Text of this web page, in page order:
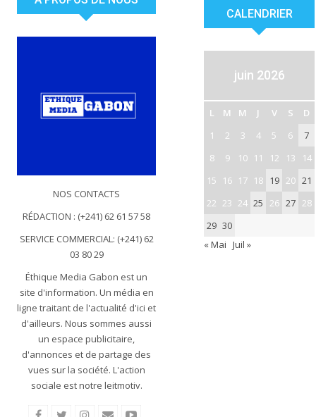
NOS CONTACTS
RÉDACTION : (+241) 62 61 57 58
SERVICE COMMERCIAL: (+241) 62
03 80 29
Éthique Media Gabon est un
site d'information. Un média en
ligne traitant de l'actualité d'ici et
d'ailleurs. Nous sommes aussi
un espace publicitaire,
d'annonces et de partage des
vues sur la société. L'action
sociale est notre leitmotiv.
CALENDRIER
juin 2026
L M M J V S
D
1
2 3 4 5 6
7
8
9 10 11 12 13
14
15
16 17 18 19 20 21
22 23 24 25 26 27 28
29 30
« Mai Juil »